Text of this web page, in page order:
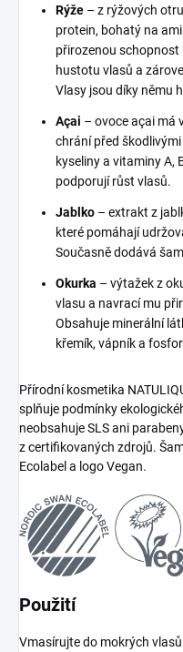
Rýže – z rýžových
protein, bohatý na
přirozenou schopnost
hustotu vlasů a
Vlasy jsou díky němu
Açai – ovoce açai má
chrání před
kyseliny a vitaminy A,
podporují růst vlasů.
Jablko – extrakt z
které pomáhají
Současně dodává
Okurka – výtažek z
vlasu a navrací mu
Obsahuje minerální
křemík, vápník a
Přírodní kosmetika
splňuje podmínky
neobsahuje SLS ani
z certifikovaných zdrojů.
Ecolabel a logo Vegan.
Použití
Vmasírujte do mokrých